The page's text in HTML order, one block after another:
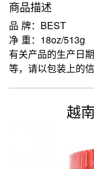
商品描述
品 牌：BEST
净 重：18oz/513g
有关产品的生产日
等，请以包装上的信
越